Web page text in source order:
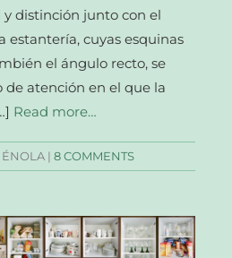
distinción junto con el
estantería, cuyas esquinas
el ángulo recto, se
de atención en el que la
Read more…
ÉNOLA |8 COMMENTS